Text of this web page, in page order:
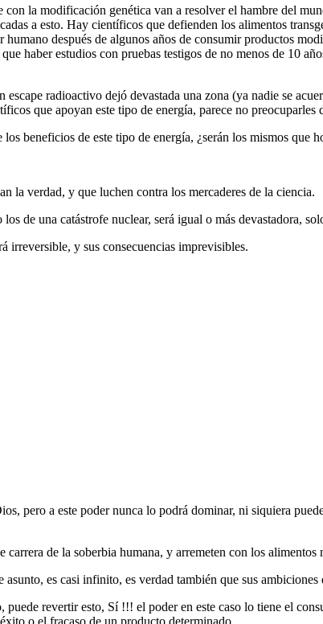
la modificación genética van a resolver el hambre del
a esto. Hay científicos que defienden los alimentos
después de algunos años de consumir productos
haber estudios con pruebas testigos de no menos de 10
radioactivo dejó devastada una zona (ya nadie se
que apoyan este tipo de energía, parece no
beneficios de este tipo de energía, ¿serán los mismos
la verdad, y que luchen contra los mercaderes de la ciencia.
de una catástrofe nuclear, será igual o más devastadora,
irreversible, y sus consecuencias imprevisibles.
pero a este poder nunca lo podrá dominar, ni siquiera
de la soberbia humana, y arremeten con los alimentos
es casi infinito, es verdad también que sus
revertir esto, Sí !!! el poder en este caso lo tiene el
o el fracaso de un producto determinado.